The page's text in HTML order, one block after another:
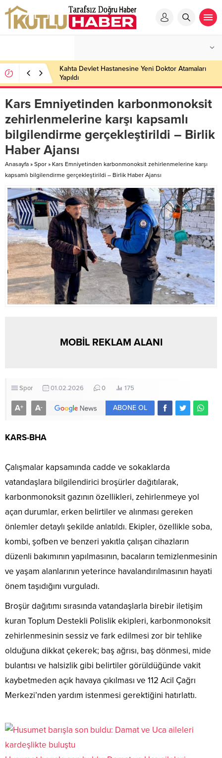
Kahta Devlet Hastanesine Yeni Doktor Atamaları
Yapıldı
Kars Emniyetinden karbonmonoksit
zehirlenmelerine karşı kapsamlı
bilgilendirme gerçekleştirildi – Birlik
Haber Ajansı
Anasayfa » Spor » Kars Emniyetinden karbonmonoksit zehirlenmelerine karşı
kapsamlı bilgilendirme gerçekleştirildi – Birlik Haber Ajansı
MOBİL REKLAM ALANI
Spor 01.02.2026 0 175
A+ A- ABONE OL
KARS-BHA
Çalışmalar kapsamında cadde ve sokaklarda
vatandaşlara bilgilendirici broşürler dağıtılarak,
karbonmonoksit gazının özellikleri, zehirlenmeye yol
açan durumlar, erken belirtiler ve alınması gereken
önlemler detaylı şekilde anlatıldı. Ekipler, özellikle soba,
kombi, şofben ve benzeri yakıtla çalışan cihazların
düzenli bakımının yapılmasının, bacaların temizlenmesinin
ve yaşam alanlarının yeterince havalandırılmasının hayati
önem taşıdığını vurguladı.
Broşür dağıtımı sırasında vatandaşlarla birebir iletişim
kuran Toplum Destekli Polislik ekipleri, karbonmonoksit
zehirlenmesinin sessiz ve fark edilmesi zor bir tehlike
olduğuna dikkat çekerek; baş ağrısı, baş dönmesi, mide
bulantısı ve halsizlik gibi belirtiler görüldüğünde vakit
kaybetmeden açık havaya çıkılması ve 112 Acil Çağrı
Merkezi’nden yardım istenmesi gerektiğini hatırlattı.